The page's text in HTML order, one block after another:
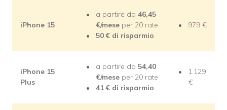
iPhone 15
a partire da 46,45
€/mese per 20 rate
50 € di risparmio
979 €
iPhone 15
Plus
a partire da 54,40
€/mese per 20 rate
41 € di risparmio
1.129
€